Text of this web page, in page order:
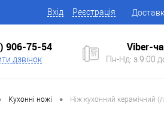
Вхід Реєстрація
906-75-54
дзвінок
Viber-
Пн-Нд: з 9:00
Кухонні ножі • Ніж кухонний керамічний